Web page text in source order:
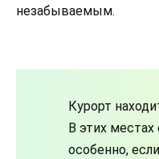
незабываемым.
Курорт
В этих
особенно,